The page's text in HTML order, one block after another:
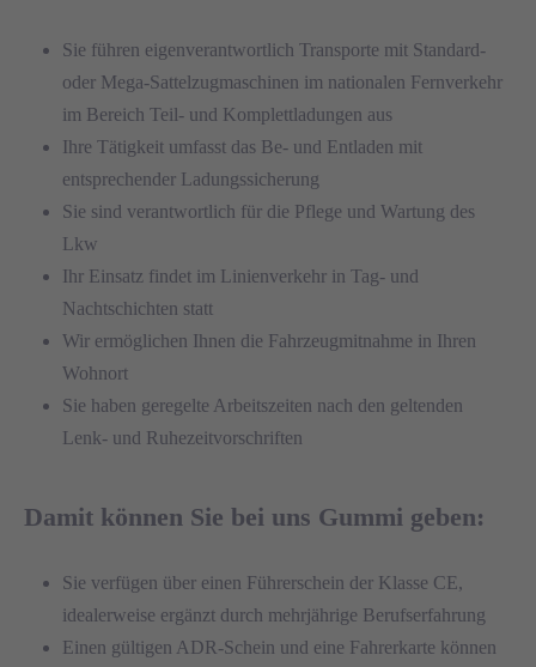
Sie führen eigenverantwortlich Transporte mit Standard-
oder Mega-Sattelzugmaschinen im nationalen Fernverkehr
im Bereich Teil- und Komplettladungen aus
Ihre Tätigkeit umfasst das Be- und Entladen mit
entsprechender Ladungssicherung
Sie sind verantwortlich für die Pflege und Wartung des
Lkw
Ihr Einsatz findet im Linienverkehr in Tag- und
Nachtschichten statt
Wir ermöglichen Ihnen die Fahrzeugmitnahme in Ihren
Wohnort
Sie haben geregelte Arbeitszeiten nach den geltenden
Lenk- und Ruhezeitvorschriften
Damit können Sie bei uns Gummi geben:
Sie verfügen über einen Führerschein der Klasse CE,
idealerweise ergänzt durch mehrjährige Berufserfahrung
Einen gültigen ADR-Schein und eine Fahrerkarte können